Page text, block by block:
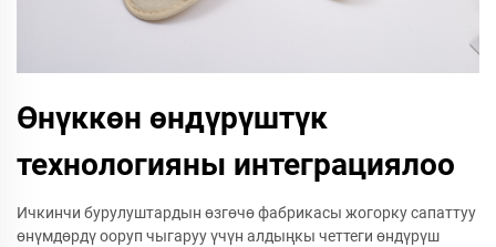
Өнүккөн өндүрүштүк
технологияны интеграциялоо
Ичкинчи бурулуштардын өзгөчө фабрикасы жогорку сапаттуу
өнүмдөрдү ооруп чыгаруу үчүн алдыңкы четтеги өндүрүш